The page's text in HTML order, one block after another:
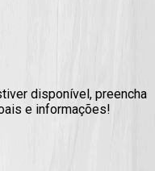
disponível, preencha
e informações!